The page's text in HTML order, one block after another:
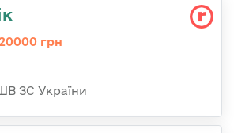
грн
ЗС України